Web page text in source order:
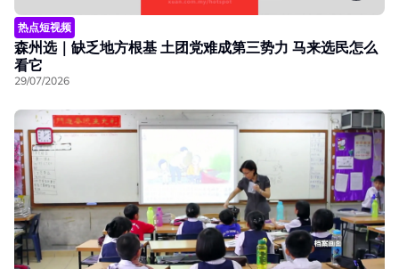
热点短视频
森州选｜缺乏地方根基 土团党难成第三势力 马来选民怎么
看它
29/07/2026